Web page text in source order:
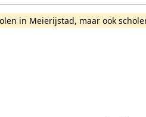
in Meierijstad, maar ook